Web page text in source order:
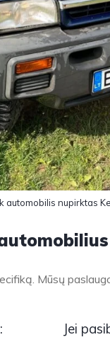
automobilis nupirktas
Mūsų
Jei